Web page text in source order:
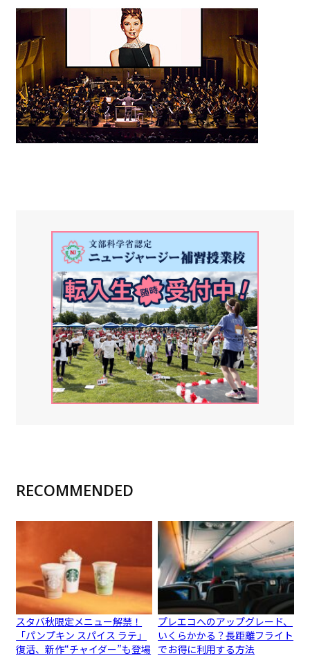
RECOMMENDED
スタバ秋限定メニュー解禁！
「パンプキン スパイス ラテ」
復活、新作“チャイダー”も登場
プレエコへのアップグレード、
いくらかかる？長距離フライト
でお得に利用する方法